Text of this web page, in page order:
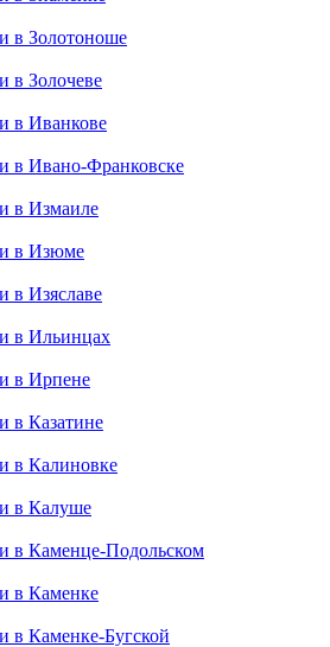
в Золотоноше
в Золочеве
в Иванкове
в Ивано-Франковске
в Измаиле
в Изюме
в Изяславе
в Ильинцах
в Ирпене
в Казатине
в Калиновке
в Калуше
в Каменце-Подольском
в Каменке
в Каменке-Бугской